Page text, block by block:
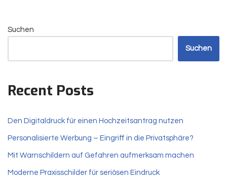
Suchen
Suchen
Recent Posts
Den Digitaldruck für einen Hochzeitsantrag nutzen
Personalisierte Werbung – Eingriff in die Privatsphäre?
Mit Warnschildern auf Gefahren aufmerksam machen
Moderne Praxisschilder für seriösen Eindruck